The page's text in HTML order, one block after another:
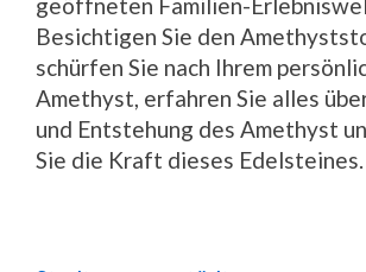
Besichtigen Sie den
schürfen Sie nach Ihrem
Amethyst, erfahren Sie alles
und Entstehung des Amethyst
Sie die Kraft dieses Edelsteines.